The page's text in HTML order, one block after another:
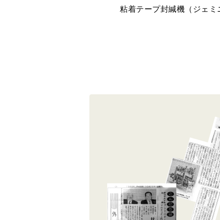
粘着テープ封緘機（ジェミ